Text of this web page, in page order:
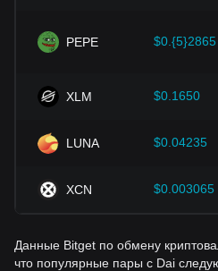
в условиях развивающегося
PEPE $0.{5}2865
XLM $0.1650
LUNA $0.04235
XCN $0.003065
Данные Bitget по обмену
что популярные пары с Dai